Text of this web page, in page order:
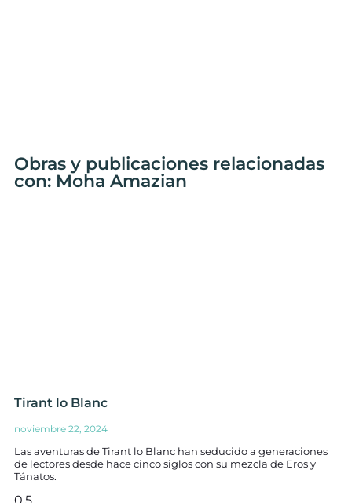
Obras y publicaciones relacionadas
con: Moha Amazian
Tirant lo Blanc
noviembre 22, 2024
Las aventuras de Tirant lo Blanc han seducido a generaciones
de lectores desde hace cinco siglos con su mezcla de Eros y
Tánatos.